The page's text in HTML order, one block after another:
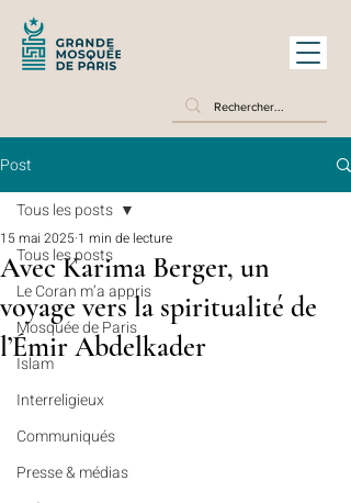
Post
Tous les posts
Le Coran m’a appris
Mosquée de Paris
Islam
Interreligieux
Communiqués
Presse & médias
Tous les posts
Avec Karima Berger, un
voyage vers la spiritualité de
l’Émir Abdelkader
15 mai 2025 1 min de lecture